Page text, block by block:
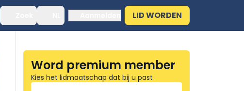
LID WORDEN
Word premium member
Kies het lidmaatschap dat bij u past